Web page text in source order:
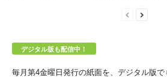
デジタル版も配信中！
毎月第4金曜日発行の紙面を、デジタル版で